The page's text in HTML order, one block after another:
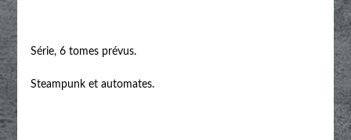
Série, 6 tomes prévus.
Steampunk et automates.